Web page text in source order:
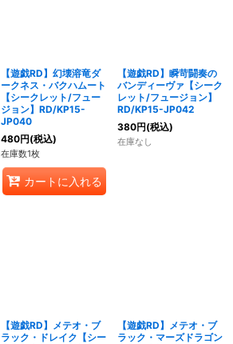
【遊戯RD】幻壊溶竜ダ
ークネス・バクハムート
【シークレット/フュー
ジョン】RD/KP15-
JP040
480円(税込)
在庫数1枚
カートに入れる
【遊戯RD】瞬苛闘奏の
バンディーヴァ【シーク
レット/フュージョン】
RD/KP15-JP042
380円(税込)
在庫なし
【遊戯RD】メテオ・ブ
ラック・ドレイク【シー
【遊戯RD】メテオ・ブ
ラック・マーズドラゴン